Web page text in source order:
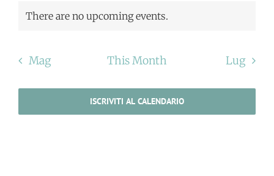
There are no upcoming events.
Mag This Month Lug
ISCRIVITI AL CALENDARIO